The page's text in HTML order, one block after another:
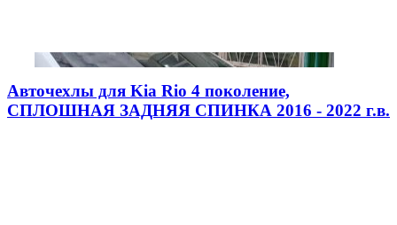
Авточехлы для Kia Rio 4 поколение,
СПЛОШНАЯ ЗАДНЯЯ СПИНКА 2016 - 2022 г.в.